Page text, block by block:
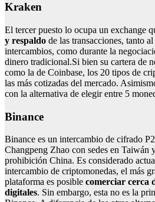
Kraken
El tercer puesto lo ocupa un exchange
y respaldo de las transacciones, tanto
intercambios, como durante la
dinero tradicional.Si bien su cartera de
como la de Coinbase, los 20 tipos de
las más cotizadas del mercado.
con la alternativa de elegir entre 5
Binance
Binance es un intercambio de cifrado
Changpeng Zhao con sedes en Taiwán
prohibición China. Es considerado
intercambio de criptomonedas, el más
plataforma es posible comerciar cerca
digitales. Sin embargo, esta no es la